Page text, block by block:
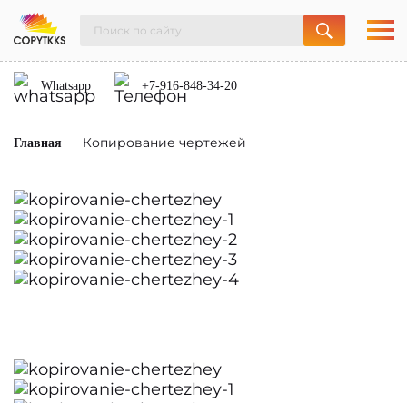
Whatsapp +7-916-848-34-20
Главная Копирование чертежей